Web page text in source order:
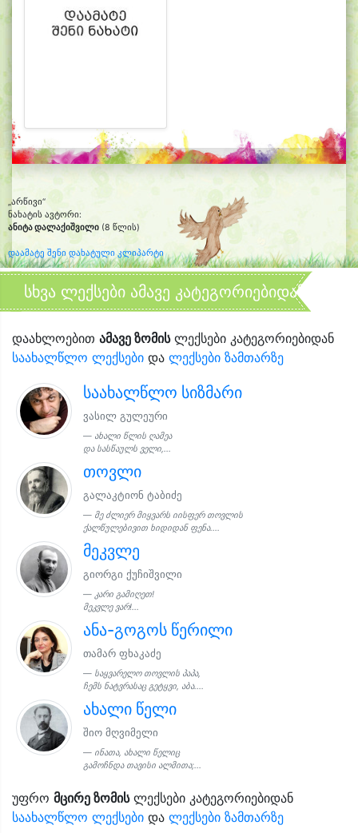
„არწივი“
ნახატის ავტორი:
ანიტა დალაქიშვილი (8 წლის)
დაამატე შენი დახატული კლიპარტი
სხვა ლექსები ამავე კატეგორიებიდან
დაახლოებით ამავე ზომისლექსები კატეგორიებიდან
საახალწლო ლექსები და ლექსები ზამთარზე
საახალწლო სიზმარი
ვასილ გულეური
ახალი წლის ღამეა
და სასწაულს ველი,...
თოვლი
გალაკტიონ ტაბიძე
მე ძლიერ მიყვარს იისფერ თოვლის
ქალწულებივით ხიდიდან ფენა....
მეკვლე
გიორგი ქუჩიშვილი
კარი გამიღეთ!
მეკვლე ვარ!...
ანა-გოგოს წერილი
თამარ ფხაკაძე
საყვარელო თოვლის პაპა,
ჩემს ნატვრასაც გეტყვი, აბა....
ახალი წელი
შიო მღვიმელი
ინათა, ახალი წელიც
გამოჩნდა თავისი ალმითა;...
უფრო მცირე ზომისლექსები კატეგორიებიდან
საახალწლო ლექსები და ლექსები ზამთარზე